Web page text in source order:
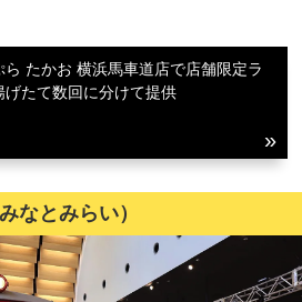
ら たかお 横浜馬車道店で店舗限定ラ
げたて数回に分けて提供
なとみらい）